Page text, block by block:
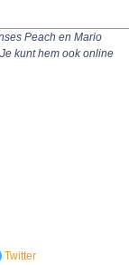
Peach en Mario
kunt hem ook online
Twitter